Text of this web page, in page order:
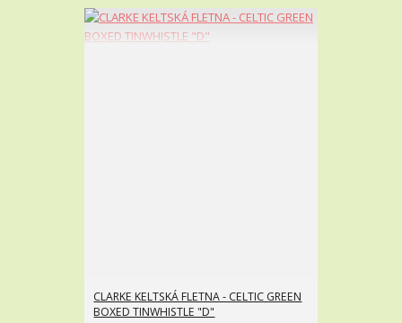
CLARKE KELTSKÁ FLETNA - CELTIC GREEN
BOXED TINWHISTLE "D"